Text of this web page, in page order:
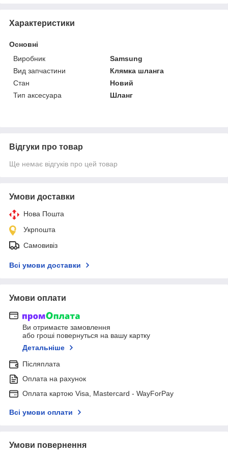
Характеристики
Основні
Виробник
Samsung
Вид запчастини
Клямка шланга
Стан
Новий
Тип аксесуара
Шланг
Відгуки про товар
Ще немає відгуків про цей товар
Умови доставки
Нова Пошта
Укрпошта
Самовивіз
Всі умови доставки
Умови оплати
Ви отримаєте замовлення
або гроші повернуться на вашу картку
Детальніше
Післяплата
Оплата на рахунок
Оплата картою Visa, Mastercard - WayForPay
Всі умови оплати
Умови повернення